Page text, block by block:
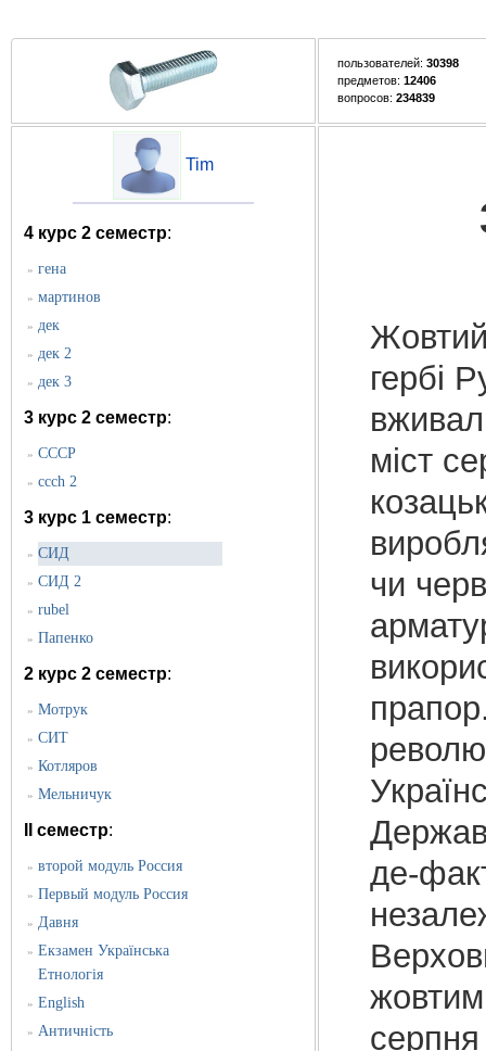
пользователей: 30398
предметов: 12406
вопросов: 234839
Tim
4 курс 2 семестр:
» гена
» мартинов
» дек
» дек 2
» дек 3
3 курс 2 семестр:
» СССР
» ccch 2
3 курс 1 семестр:
» CИД
» СИД 2
» rubel
» Папенко
2 курс 2 семестр:
» Мотрук
» СИТ
» Котляров
» Мельничук
II семестр:
» второй модуль Россия
» Первый модуль Россия
» Давня
» Екзамен Українська
Етнологія
» English
» Античність
Жовтий
гербі
міст
чи
де-
жовтим